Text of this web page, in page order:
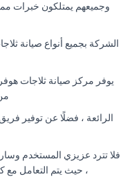
وجميعهم يمتلكون خبرات
الشركة بجميع أنواع صيانة
يوفر مركز صيانة ثلاجات
الرائعة ، فضلًا عن توفير
فلا تترد عزيزي المستخدم
، حيث يتم التعامل مع